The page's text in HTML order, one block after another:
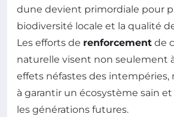
dune devient primordiale pour
biodiversité locale et la qualité
Les efforts de renforcement de
naturelle visent non seulement
effets néfastes des intempéries,
à garantir un écosystème sain
les générations futures.